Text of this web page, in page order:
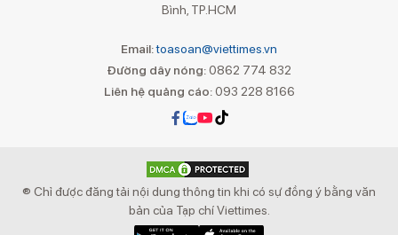
Bình, TP.HCM
Email:toasoan@viettimes.vn
Đường dây nóng: 0862 774 832
Liên hệ quảng cáo:093 228 8166
® Chỉ được đăng tải nội dung thông tin khi có sự đồng ý bằng văn
bản của Tạp chí Viettimes.